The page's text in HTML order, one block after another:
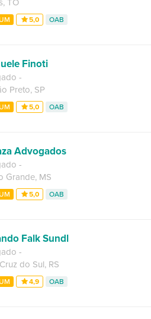
, TO
5,0 OAB
Finoti
-
Preto, SP
5,0 OAB
Advogados
-
Grande, MS
5,0 OAB
Falk Sundl
-
do Sul, RS
4,9 OAB